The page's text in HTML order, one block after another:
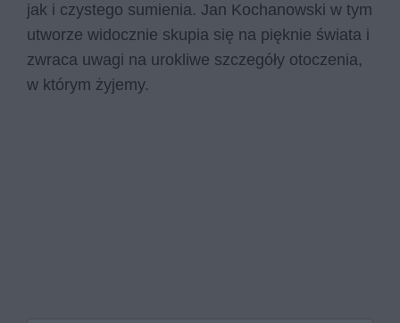
jak i czystego sumienia. Jan Kochanowski w tym
utworze widocznie skupia się na pięknie świata i
zwraca uwagi na urokliwe szczegóły otoczenia,
w którym żyjemy.